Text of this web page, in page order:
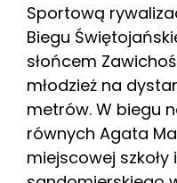
Sportową
Biegu
słońcem
młodzież na
metrów. W biegu
równych Agata
miejscowej